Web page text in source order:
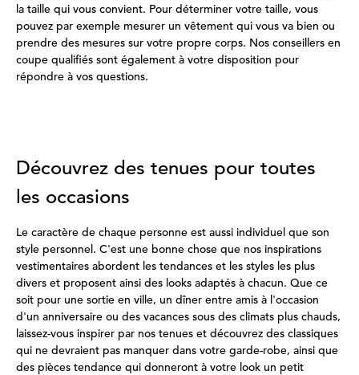
la taille qui vous convient. Pour déterminer votre taille, vous
pouvez par exemple mesurer un vêtement qui vous va bien ou
prendre des mesures sur votre propre corps. Nos conseillers en
coupe qualifiés sont également à votre disposition pour
répondre à vos questions.
Découvrez des tenues pour toutes
les occasions
Le caractère de chaque personne est aussi individuel que son
style personnel. C'est une bonne chose que nos inspirations
vestimentaires abordent les tendances et les styles les plus
divers et proposent ainsi des looks adaptés à chacun. Que ce
soit pour une sortie en ville, un dîner entre amis à l'occasion
d'un anniversaire ou des vacances sous des climats plus chauds,
laissez-vous inspirer par nos tenues et découvrez des classiques
qui ne devraient pas manquer dans votre garde-robe, ainsi que
des pièces tendance qui donneront à votre look un petit